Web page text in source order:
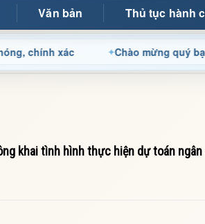
Văn bản Thủ tục hành
xác Chào mừng quý bạn đọc
khai tình hình thực hiện dự toán